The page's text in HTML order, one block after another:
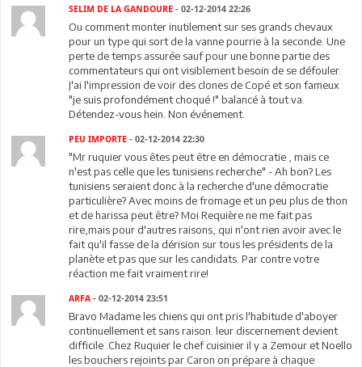
SELIM DE LA GANDOURE- 02-12-2014 22:26
Ou comment monter inutilement sur ses grands chevaux
pour un type qui sort de la vanne pourrie à la seconde. Une
perte de temps assurée sauf pour une bonne partie des
commentateurs qui ont visiblement besoin de se défouler.
J'ai l'impression de voir des clones de Copé et son fameux
"je suis profondément choqué !" balancé à tout va.
Détendez-vous hein. Non événement.
PEU IMPORTE - 02-12-2014 22:30
"Mr ruquier vous êtes peut être en démocratie , mais ce
n'est pas celle que les tunisiens recherche" - Ah bon? Les
tunisiens seraient donc à la recherche d'une démocratie
particulière? Avec moins de fromage et un peu plus de thon
et de harissa peut être? Moi Requière ne me fait pas
rire,mais pour d'autres raisons, qui n'ont rien avoir avec le
fait qu'il fasse de la dérision sur tous les présidents de la
planète et pas que sur les candidats. Par contre votre
réaction me fait vraiment rire!
ARFA- 02-12-2014 23:51
Bravo Madame les chiens qui ont pris l'habitude d'aboyer
continuellement et sans raison. leur discernement devient
difficile .Chez Ruquier le chef cuisinier il y a Zemour et Noello
les bouchers rejoints par Caron on prépare à chaque